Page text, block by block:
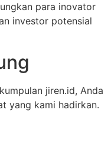
para inovator
investor potensial
jiren.id, Anda
yang kami hadirkan.